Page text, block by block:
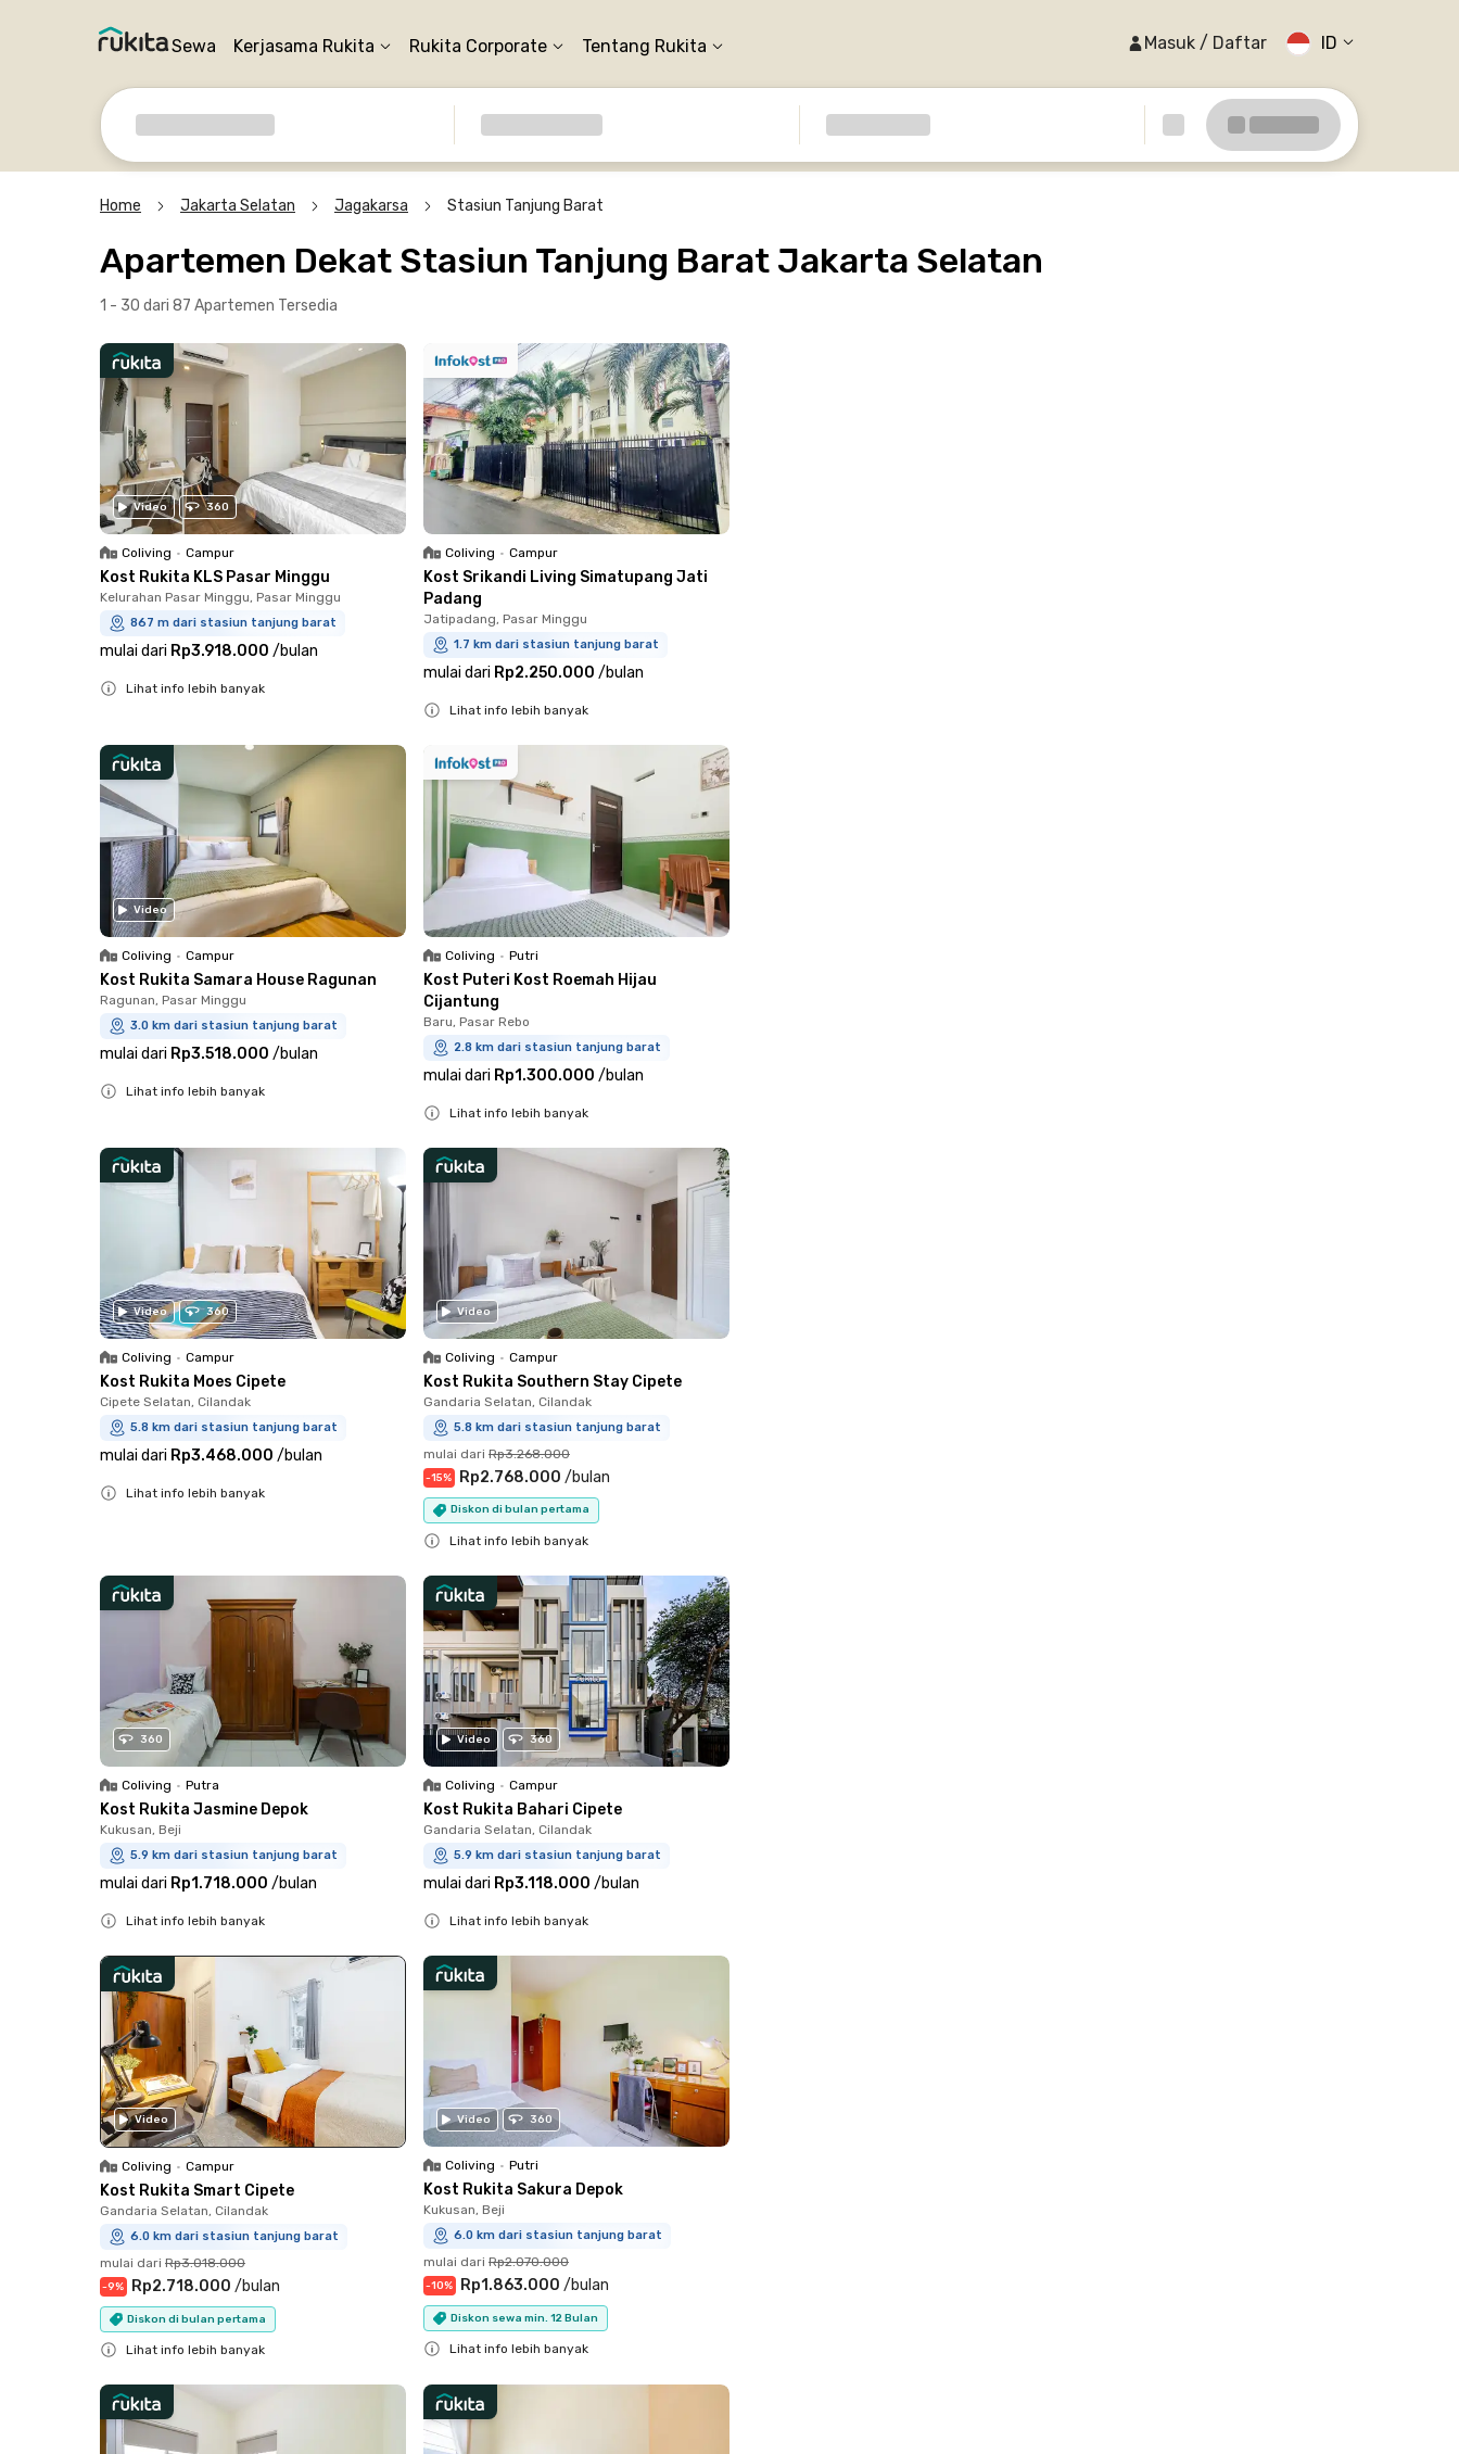
Sewa Kerjasama Rukita Rukita Corporate Tentang Rukita Masuk / Daftar ID
Home Jakarta Selatan Jagakarsa Stasiun Tanjung Barat
Apartemen Dekat Stasiun Tanjung Barat Jakarta Selatan
1 - 30 dari 87 Apartemen Tersedia
Video 360
Coliving • Campur
Kost Rukita KLS Pasar Minggu
Kelurahan Pasar Minggu, Pasar Minggu
867 m dari stasiun tanjung barat
mulai dari Rp3.918.000 /bulan
Lihat info lebih banyak
Coliving • Campur
Kost Srikandi Living Simatupang Jati
Padang
Jatipadang, Pasar Minggu
1.7 km dari stasiun tanjung barat
mulai dari Rp2.250.000 /bulan
Lihat info lebih banyak
Video
Coliving • Campur
Kost Rukita Samara House Ragunan
Ragunan, Pasar Minggu
3.0 km dari stasiun tanjung barat
mulai dari Rp3.518.000 /bulan
Lihat info lebih banyak
Coliving • Putri
Kost Puteri Kost Roemah Hijau
Cijantung
Baru, Pasar Rebo
2.8 km dari stasiun tanjung barat
mulai dari Rp1.300.000 /bulan
Lihat info lebih banyak
Video 360
Coliving • Campur
Kost Rukita Moes Cipete
Cipete Selatan, Cilandak
5.8 km dari stasiun tanjung barat
mulai dari Rp3.468.000 /bulan
Lihat info lebih banyak
Video
Coliving • Campur
Kost Rukita Southern Stay Cipete
Gandaria Selatan, Cilandak
5.8 km dari stasiun tanjung barat
mulai dari Rp3.268.000
-15% Rp2.768.000 /bulan
Diskon di bulan pertama
Lihat info lebih banyak
360
Coliving • Putra
Kost Rukita Jasmine Depok
Kukusan, Beji
5.9 km dari stasiun tanjung barat
mulai dari Rp1.718.000 /bulan
Lihat info lebih banyak
Video 360
Coliving • Campur
Kost Rukita Bahari Cipete
Gandaria Selatan, Cilandak
5.9 km dari stasiun tanjung barat
mulai dari Rp3.118.000 /bulan
Lihat info lebih banyak
Video
Coliving • Campur
Kost Rukita Smart Cipete
Gandaria Selatan, Cilandak
6.0 km dari stasiun tanjung barat
mulai dari Rp3.018.000
-9% Rp2.718.000 /bulan
Diskon di bulan pertama
Lihat info lebih banyak
Video 360
Coliving • Putri
Kost Rukita Sakura Depok
Kukusan, Beji
6.0 km dari stasiun tanjung barat
mulai dari Rp2.070.000
-10% Rp1.863.000 /bulan
Diskon sewa min. 12 Bulan
Lihat info lebih banyak